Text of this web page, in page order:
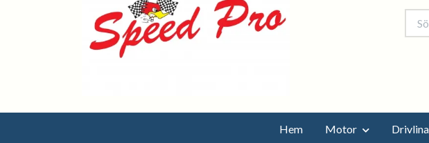
Hem Motor Drivlina